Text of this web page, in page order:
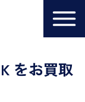
をお買取